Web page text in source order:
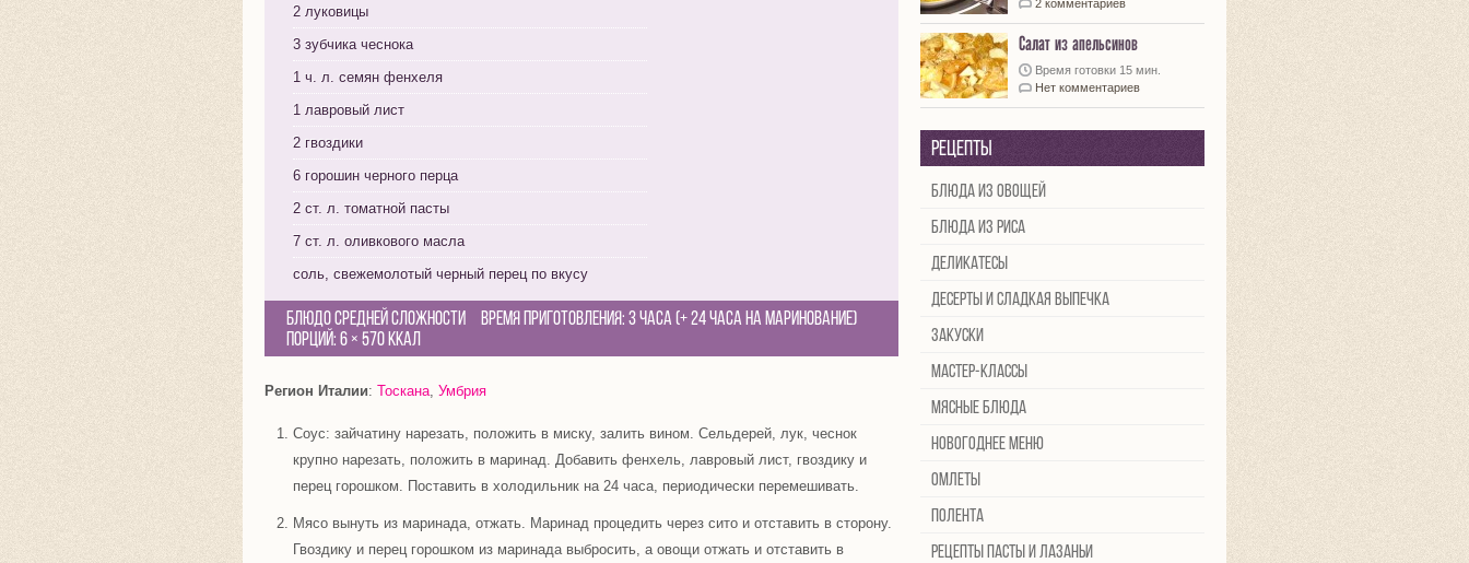
2 луковицы
3 зубчика чеснока
1 ч. л. семян фенхеля
1 лавровый лист
2 гвоздики
6 горошин черного перца
2 ст. л. томатной пасты
7 ст. л. оливкового масла
соль, свежемолотый черный перец по вкусу
Блюдо средней сложности Время приготовления: 3 часа (+ 24 часа на маринование)
Порций: 6 × 570 Ккал
Регион Италии: Тоскана, Умбрия
Соус: зайчатину нарезать, положить в миску, залить вином. Сельдерей, лук, чеснок
крупно нарезать, положить в маринад. Добавить фенхель, лавровый лист, гвоздику и
перец горошком. Поставить в холодильник на 24 часа, периодически перемешивать.
Мясо вынуть из маринада, отжать. Маринад процедить через сито и отставить в сторону.
Гвоздику и перец горошком из маринада выбросить, а овощи отжать и отставить в
2 комментариев
Салат из апельсинов
Время готовки 15 мин.
Нет комментариев
Рецепты
Блюда из овощей
Блюда из риса
Деликатесы
Десерты и сладкая выпечка
Закуски
Мастер-классы
Мясные блюда
Новогоднее меню
Омлеты
Полента
Рецепты пасты и лазаньи